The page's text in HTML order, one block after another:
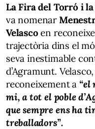
La Fira del Torró i
va nomenar
Velascoen
trajectòria dins el
seva inestimable
d’Agramunt.
reconeixement a “el
mi, a tot el poble
que sempre ens ha
treballadors”.